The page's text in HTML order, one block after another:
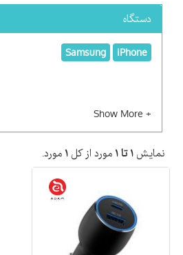
دستگاه
iPhone
Samsung
نمایش ۱ تا ۱ مورد از کل ۱ مورد.